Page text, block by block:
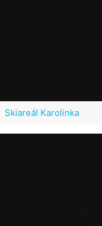
Skiareál Karolinka